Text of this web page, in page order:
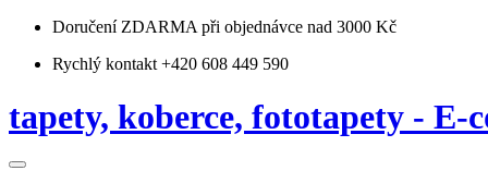
Doručení ZDARMA při objednávce nad 3000 Kč
Rychlý kontakt +420 608 449 590
tapety, koberce, fototapety - E-